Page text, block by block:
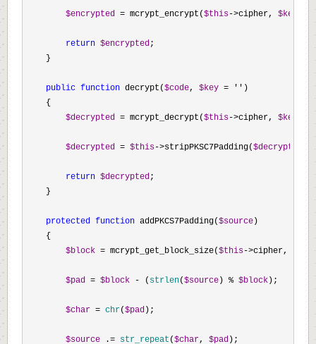
$encrypted = mcrypt_encrypt($this->cipher, $key
return $encrypted;
    }
public function decrypt($code, $key = '' )
    {
$decrypted = mcrypt_decrypt($this->cipher, $key
$decrypted = $this->stripPKSC7Padding($decrypted );
return $decrypted;
    }
protected function addPKCS7Padding($source)
    {
$block = mcrypt_get_block_size($this->cipher,
$pad = $block - ( strlen($source) % $block);
$char = chr($pad);
$source .= str_repeat ($char, $pad);